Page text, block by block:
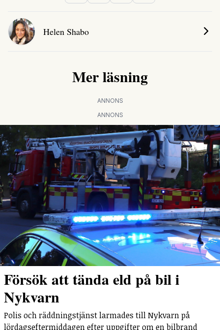
Helen Shabo
Mer läsning
ANNONS
ANNONS
Försök att tända eld på bil i
Nykvarn
Polis och räddningstjänst larmades till Nykvarn på
lördagseftermiddagen efter uppgifter om en bilbrand